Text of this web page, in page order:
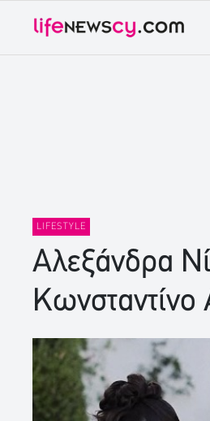
LIFESTYLE
Αλεξάνδρα